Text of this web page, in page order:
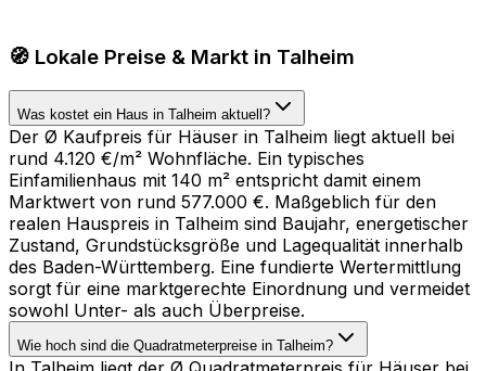
🧭 Lokale Preise & Markt in Talheim
Was kostet ein Haus in Talheim aktuell?
Der Ø Kaufpreis für Häuser in Talheim liegt aktuell bei
rund 4.120 €/m² Wohnfläche. Ein typisches
Einfamilienhaus mit 140 m² entspricht damit einem
Marktwert von rund 577.000 €. Maßgeblich für den
realen Hauspreis in Talheim sind Baujahr, energetischer
Zustand, Grundstücksgröße und Lagequalität innerhalb
des Baden-Württemberg. Eine fundierte Wertermittlung
sorgt für eine marktgerechte Einordnung und vermeidet
sowohl Unter- als auch Überpreise.
Wie hoch sind die Quadratmeterpreise in Talheim?